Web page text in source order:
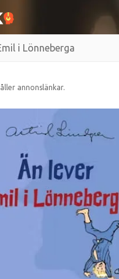
i Lönneberga
annonslänkar.